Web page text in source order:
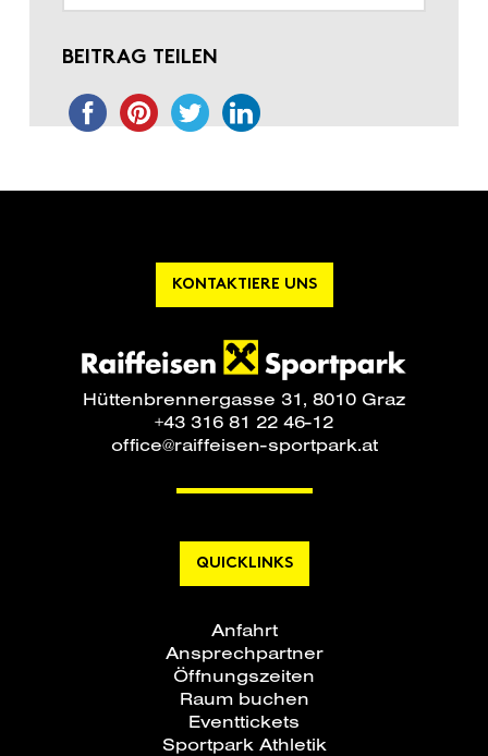
BEITRAG TEILEN
KONTAKTIERE UNS
Hüttenbrennergasse 31, 8010 Graz
+43 316 81 22 46-12
office@raiffeisen-sportpark.at
QUICKLINKS
Anfahrt
Ansprechpartner
Öffnungszeiten
Raum buchen
Eventtickets
Sportpark Athletik